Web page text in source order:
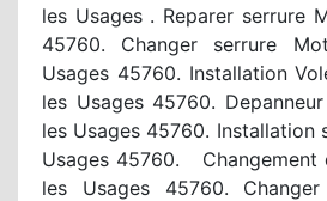
les Usages . Reparer serrure
45760. Changer serrure
Usages 45760. Installation
les Usages 45760.
les Usages 45760. Installation
Usages 45760. Changement
les Usages 45760.